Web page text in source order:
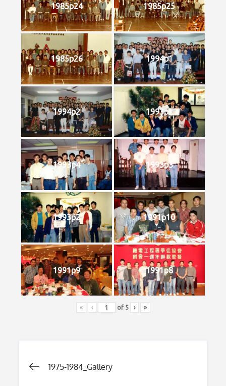
1985p24 1985p25
1985p26 1994p1
1994p2 1993p1
1993p4 1993p3
1993p2 1991p10
1991p9 1991p8
« ‹ of 5 › »
Post
1975-1984_Gallery